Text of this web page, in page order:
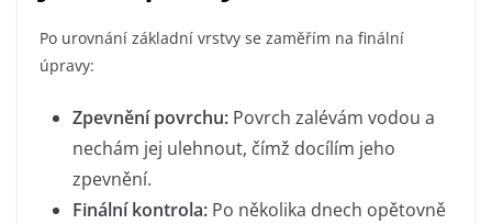
Po urovnání základní vrstvy se zaměřím na finální
úpravy:
Zpevnění povrchu: Povrch zalévám vodou a
nechám jej ulehnout, čímž docílím jeho
zpevnění.
Finální kontrola: Po několika dnech opětovně